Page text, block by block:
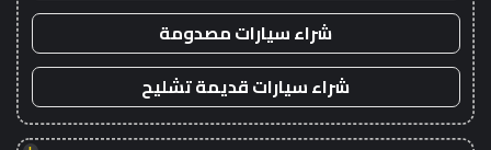
شراء سيارات مصدومة
شراء سيارات قديمة تشليح